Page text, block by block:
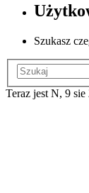
Szukasz
Teraz jest N, 9